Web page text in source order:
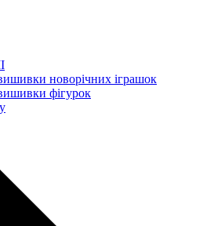
новорічних іграшок
фігурок